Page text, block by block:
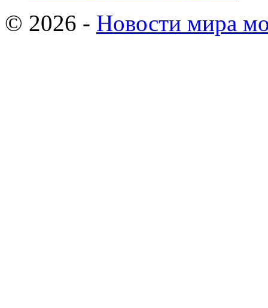
© 2026 - Новости мира